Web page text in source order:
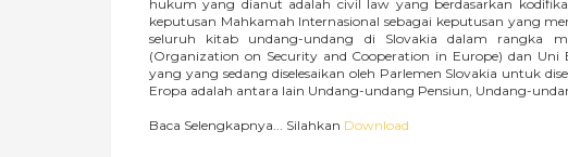
hukum yang dianut adalah civil law yang berdasarkan
keputusan Mahkamah Internasional sebagai keputusan yang
seluruh kitab undang-undang di Slovakia dalam rangka
(Organization on Security and Cooperation in Europe) dan
yang yang sedang diselesaikan oleh Parlemen Slovakia untuk
Eropa adalah antara lain Undang-undang Pensiun, Undang-
Baca Selengkapnya... Silahkan Download